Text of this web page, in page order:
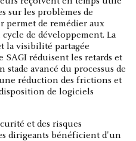
sur les problèmes de
permet de remédier aux
de développement. La
la visibilité partagée
réduisent les retards et
avancé du processus de
réduction des frictions et
de logiciels
et des risques
dirigeants bénéficient d'un